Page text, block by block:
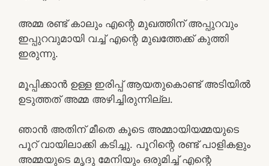
അമ്മ രണ്ട് കാലും എന്റെ മുഖത്തിന് അപ്പുറവും
ഇപ്പുറവുമായി വച്ച് എന്റെ മുഖത്തേക്ക് കുത്തി
ഇരുന്നു.
മൂപ്പിക്കാൻ ഉള്ള ഇരിപ്പ് ആയതുകൊണ്ട് അടിയിൽ
ഉടുത്തത് അമ്മ അഴിച്ചിരുന്നില്ല.
ഞാൻ അതിന് മീതെ കൂടെ അമ്മായിയമ്മയുടെ
പൂറ് വായിലാക്കി കടിച്ചു. പൂറിന്റെ രണ്ട് പാളികളും
അമ്മയുടെ മൃദു മേനിയും ഒരുമിച്ച് എന്റെ